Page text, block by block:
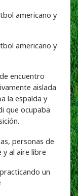
encuentro
aislada
la espalda y
que ocupaba